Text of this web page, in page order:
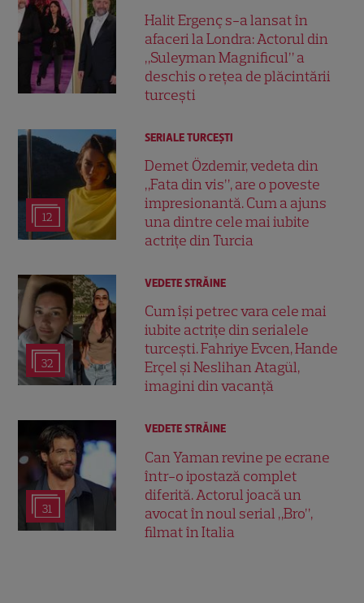
Halit Ergenç s-a lansat în
afaceri la Londra: Actorul din
„Suleyman Magnificul” a
deschis o rețea de plăcintării
turcești
12
SERIALE TURCEŞTI
Demet Özdemir, vedeta din
„Fata din vis”, are o poveste
impresionantă. Cum a ajuns
una dintre cele mai iubite
actrițe din Turcia
32
VEDETE STRĂINE
Cum își petrec vara cele mai
iubite actrițe din serialele
turcești. Fahriye Evcen, Hande
Erçel și Neslihan Atagül,
imagini din vacanță
31
VEDETE STRĂINE
Can Yaman revine pe ecrane
într-o ipostază complet
diferită. Actorul joacă un
avocat în noul serial „Bro”,
filmat în Italia